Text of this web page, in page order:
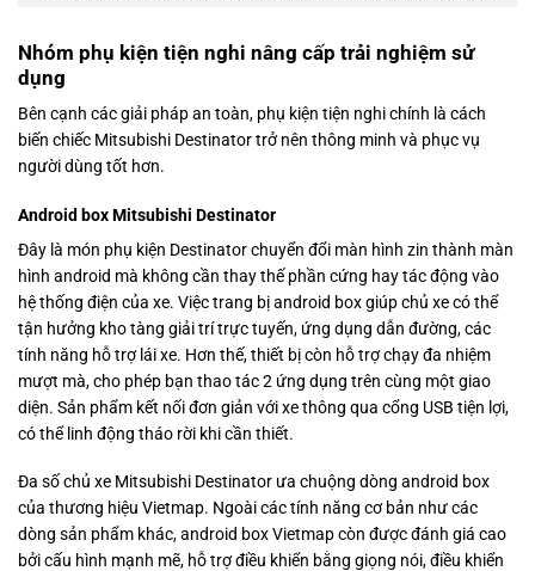
Nhóm phụ kiện tiện nghi nâng cấp trải nghiệm sử
dụng
Bên cạnh các giải pháp an toàn, phụ kiện tiện nghi chính là cách
biến chiếc Mitsubishi Destinator trở nên thông minh và phục vụ
người dùng tốt hơn.
Android box Mitsubishi Destinator
Đây là món phụ kiện Destinator chuyển đổi màn hình zin thành màn
hình android mà không cần thay thế phần cứng hay tác động vào
hệ thống điện của xe. Việc trang bị android box giúp chủ xe có thể
tận hưởng kho tàng giải trí trực tuyến, ứng dụng dẫn đường, các
tính năng hỗ trợ lái xe. Hơn thế, thiết bị còn hỗ trợ chạy đa nhiệm
mượt mà, cho phép bạn thao tác 2 ứng dụng trên cùng một giao
diện. Sản phẩm kết nối đơn giản với xe thông qua cổng USB tiện lợi,
có thể linh động tháo rời khi cần thiết.
Đa số chủ xe Mitsubishi Destinator ưa chuộng dòng android box
của thương hiệu Vietmap. Ngoài các tính năng cơ bản như các
dòng sản phẩm khác, android box Vietmap còn được đánh giá cao
bởi cấu hình mạnh mẽ, hỗ trợ điều khiển bằng giọng nói, điều khiển